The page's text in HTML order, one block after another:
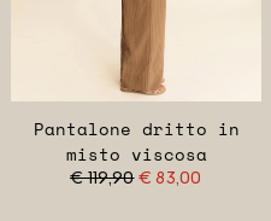
Pantalone dritto in
misto viscosa
€ 119,90€ 83,00